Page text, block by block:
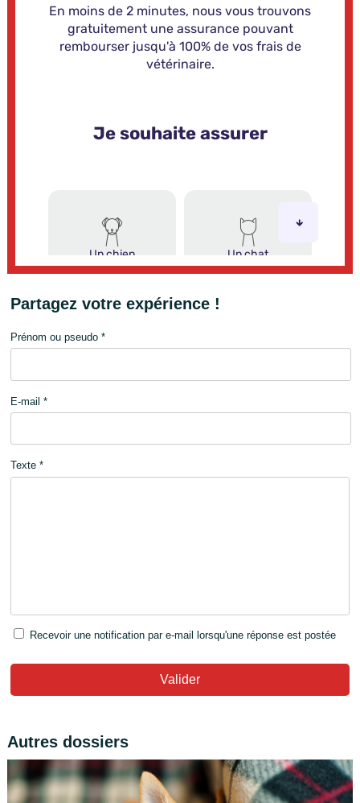
Partagez votre expérience !
Prénom ou pseudo *
E-mail *
Texte *
Recevoir une notification par e-mail lorsqu'une réponse est postée
Valider
Autres dossiers